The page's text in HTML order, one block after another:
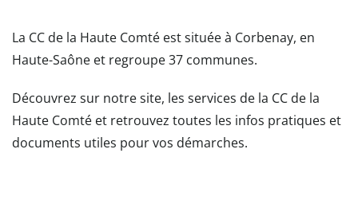
La CC de la Haute Comté est située à Corbenay, en
Haute-Saône et regroupe 37 communes.
Découvrez sur notre site, les services de la CC de la
Haute Comté et retrouvez toutes les infos pratiques et
documents utiles pour vos démarches.